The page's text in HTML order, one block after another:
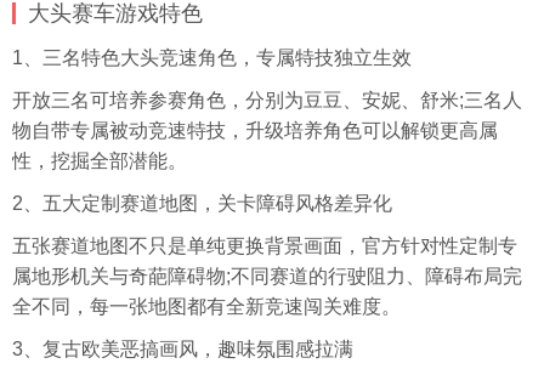
大头赛车游戏特色
1、三名特色大头竞速角色，专属特技独立生效
开放三名可培养参赛角色，分别为豆豆、安妮、舒米;三名人
物自带专属被动竞速特技，升级培养角色可以解锁更高属
性，挖掘全部潜能。
2、五大定制赛道地图，关卡障碍风格差异化
五张赛道地图不只是单纯更换背景画面，官方针对性定制专
属地形机关与奇葩障碍物;不同赛道的行驶阻力、障碍布局完
全不同，每一张地图都有全新竞速闯关难度。
3、复古欧美恶搞画风，趣味氛围感拉满